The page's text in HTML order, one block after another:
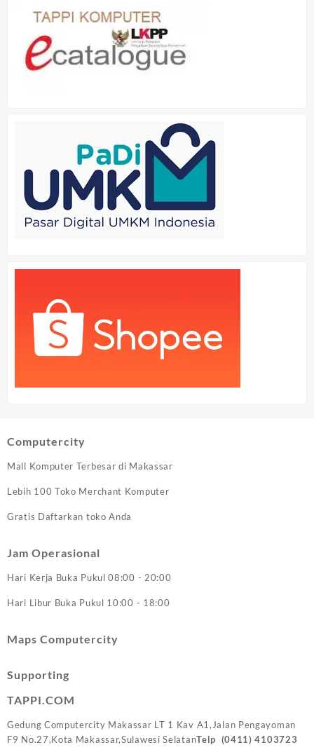
Computercity
Mall Komputer Terbesar di Makassar
Lebih 100 Toko Merchant Komputer
Gratis Daftarkan toko Anda
Jam Operasional
Hari Kerja Buka Pukul 08:00 - 20:00
Hari Libur Buka Pukul 10:00 - 18:00
Maps Computercity
Supporting
TAPPI.COM
Gedung Computercity Makassar LT 1 Kav A1,Jalan Pengayoman
F9 No.27,Kota Makassar,Sulawesi SelatanTelp (0411)4103723